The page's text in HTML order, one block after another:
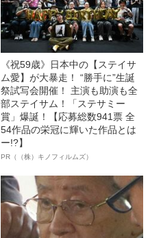
《祝59歳》日本中の【ステイサ
ム愛】が大暴走！ “勝手に”生誕
祭試写会開催！ 主演も助演も全
部ステイサム！「ステサミー
賞」爆誕！【応募総数941票 全
54作品の栄冠に輝いた作品とは
ー!?】
PR（（株）キノフィルムズ）